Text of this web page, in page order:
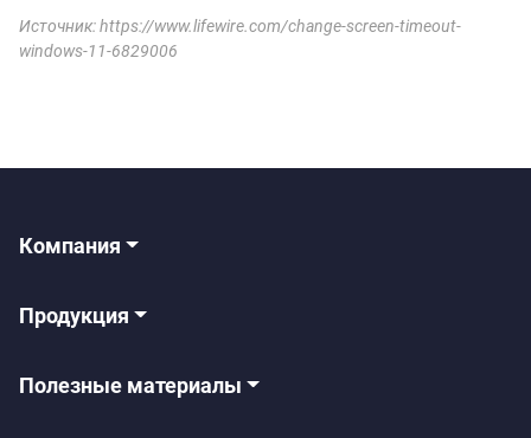
Источник: https://www.lifewire.com/change-screen-timeout-
windows-11-6829006
Компания
Продукция
Полезные материалы